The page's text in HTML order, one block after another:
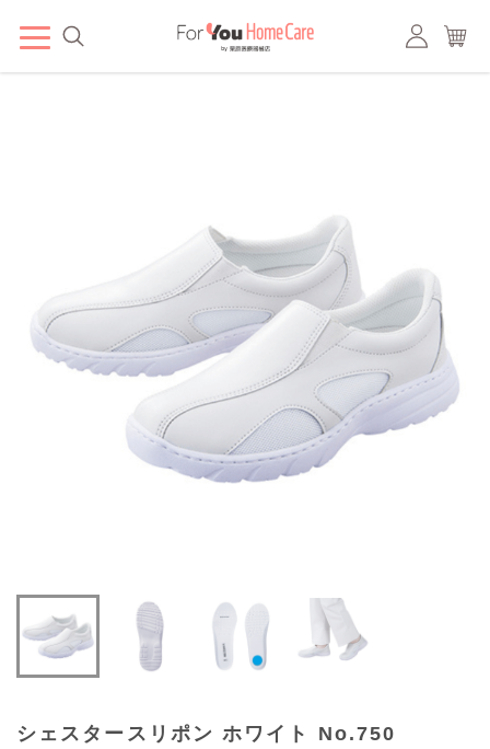
シェスタースリポン ホワイト No.750